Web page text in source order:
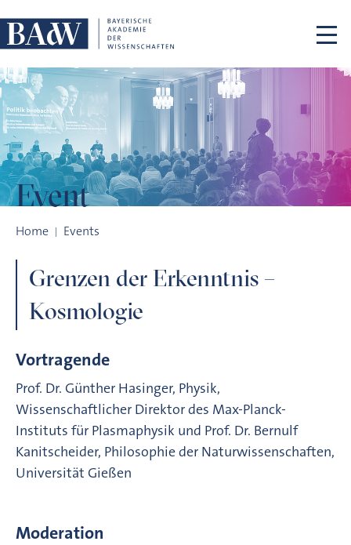
Event
Home Events
Grenzen der Erkenntnis –
Kosmologie
Vortragende
Prof. Dr. Günther Hasinger, Physik,
Wissenschaftlicher Direktor des Max-Planck-
Instituts für Plasmaphysik und Prof. Dr. Bernulf
Kanitscheider, Philosophie der Naturwissenschaften,
Universität Gießen
Moderation